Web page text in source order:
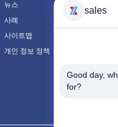
입방 설계를 위한 수용량
뉴스
사례
사이트맵
개인 정보 정책
sales
Good day,
for?